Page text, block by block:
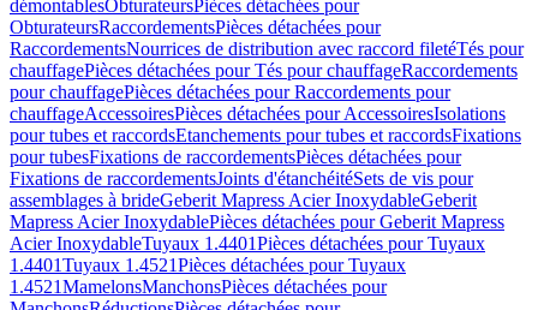
démontablesObturateursPièces détachées pour
ObturateursRaccordementsPièces détachées pour
RaccordementsNourrices de distribution avec raccord filetéTés pour
chauffagePièces détachées pour Tés pour chauffageRaccordements
pour chauffagePièces détachées pour Raccordements pour
chauffageAccessoiresPièces détachées pour AccessoiresIsolations
pour tubes et raccordsEtanchements pour tubes et raccordsFixations
pour tubesFixations de raccordementsPièces détachées pour
Fixations de raccordementsJoints d'étanchéitéSets de vis pour
assemblages à brideGeberit Mapress Acier InoxydableGeberit
Mapress Acier InoxydablePièces détachées pour Geberit Mapress
Acier InoxydableTuyaux 1.4401Pièces détachées pour Tuyaux
1.4401Tuyaux 1.4521Pièces détachées pour Tuyaux
1.4521MamelonsManchonsPièces détachées pour